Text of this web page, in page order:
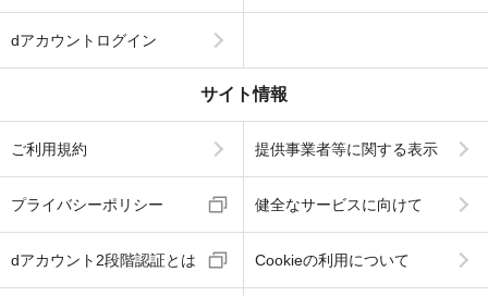
dアカウントログイン
サイト情報
ご利用規約 提供事業者等に関する表示
プライバシーポリシー 健全なサービスに向けて
dアカウント2段階認証とは Cookieの利用について